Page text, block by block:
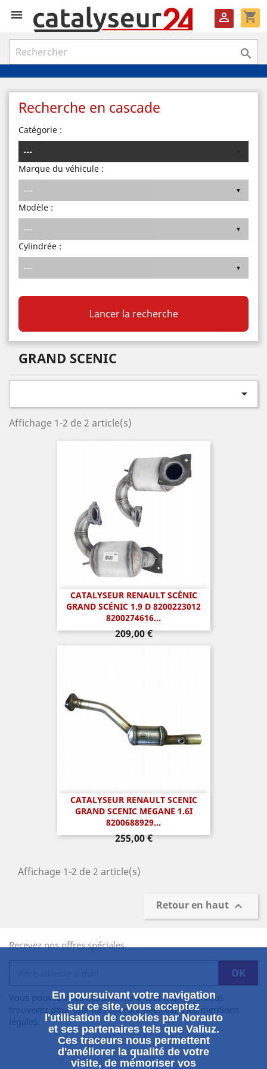
 shopping_cart


Recherche en cascade
Catégorie :
Marque du véhicule :
Modèle :
Cylindrée :
Lancer la recherche
GRAND SCENIC

Affichage 1-2 de 2 article(s)
CATALYSEUR RENAULT SCÉNIC
GRAND SCÉNIC 1.9 D 8200223012
8200274616...
Prix
209,00 €
CATALYSEUR RENAULT SCENIC
GRAND SCENIC MEGANE 1.6I
8200688929...
Prix
255,00 €
Affichage 1-2 de 2 article(s)
Retour en haut 
Recevez nos offres spéciales
Vous pouvez vous désabonner à tout moment. Vous
trouverez pour cela nos coordonnées dans les mentions
légales.
En poursuivant votre navigation
sur ce site, vous acceptez
l'utilisation de cookies par Norauto
et ses partenaires tels que Valiuz.
Ces traceurs nous permettent
d'améliorer la qualité de votre
visite, de mémoriser vos